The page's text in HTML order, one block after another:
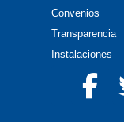
Convenios
Transparencia
Instalaciones